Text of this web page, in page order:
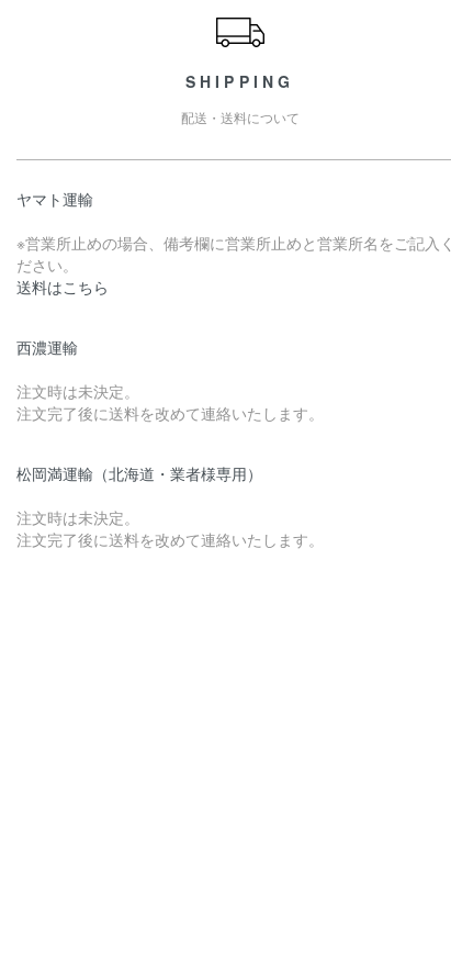
SHIPPING
配送・送料について
ヤマト運輸
※営業所止めの場合、備考欄に営業所止めと営業所名をご記入く
ださい。
送料はこちら
西濃運輸
注文時は未決定。
注文完了後に送料を改めて連絡いたします。
松岡満運輸（北海道・業者様専用）
注文時は未決定。
注文完了後に送料を改めて連絡いたします。